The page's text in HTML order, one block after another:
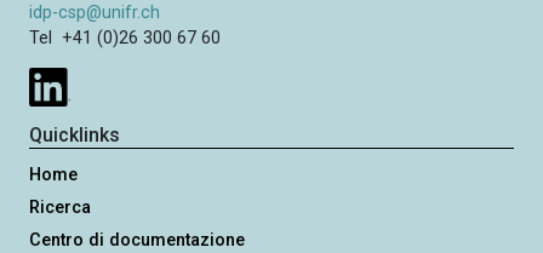
idp-csp@unifr.ch
Tel +41 (0)26 300 67 60
Quicklinks
Home
Ricerca
Centro di documentazione